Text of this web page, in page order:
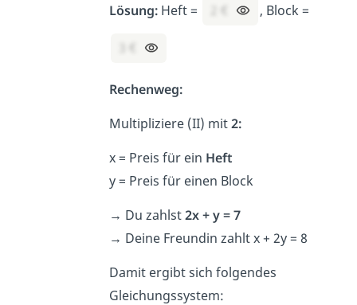
Lösung: Heft = 2 € , Block =
3 €
Rechenweg:
Multipliziere (II) mit2:
x = Preis für ein Heft
y = Preis für einen Block
→ Du zahlst2x + y = 7
→ Deine Freundin zahlt x + 2y = 8
Damit ergibt sich folgendes
Gleichungssystem: